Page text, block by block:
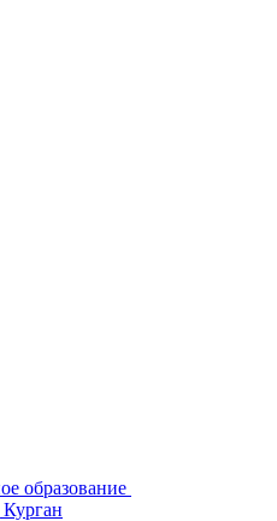
образование
Курган